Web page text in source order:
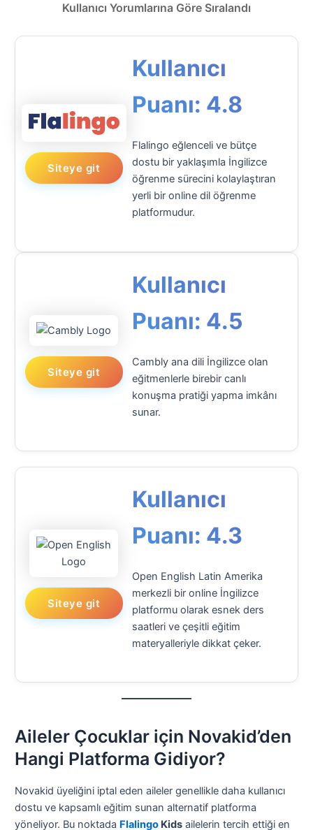
Kullanıcı Yorumlarına Göre Sıralandı
Siteye git
Kullanıcı
Puanı: 4.8
Flalingo eğlenceli ve bütçe
dostu bir yaklaşımla İngilizce
öğrenme sürecini kolaylaştıran
yerli bir online dil öğrenme
platformudur.
Siteye git
Kullanıcı
Puanı: 4.5
Cambly ana dili İngilizce olan
eğitmenlerle birebir canlı
konuşma pratiği yapma imkânı
sunar.
Siteye git
Kullanıcı
Puanı: 4.3
Open English Latin Amerika
merkezli bir online İngilizce
platformu olarak esnek ders
saatleri ve çeşitli eğitim
materyalleriyle dikkat çeker.
Aileler Çocuklar için Novakid’den
Hangi Platforma Gidiyor?
Novakid üyeliğini iptal eden aileler genellikle daha kullanıcı
dostu ve kapsamlı eğitim sunan alternatif platforma
yöneliyor. Bu noktada Flalingo Kids ailelerin tercih ettiği en